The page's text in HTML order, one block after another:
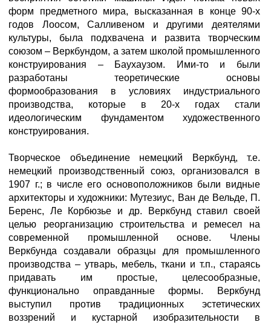
форм предметного мира, высказанная в конце 90-х
годов Лоосом, Салливеном и другими деятелями
культуры, была подхвачена и развита творческим
союзом – Веркбундом, а затем школой промышленного
конструирования – Баухаузом. Ими-то и были
разработаны теоретические основы
формообразования в условиях индустриального
производства, которые в 20-х годах стали
идеологическим фундаментом художественного
конструирования.
Творческое объединение немецкий Веркбунд, т.е.
немецкий производственный союз, организовался в
1907 г.; в числе его основоположников были видные
архитекторы и художники: Мутезиус, Ван де Вельде, П.
Беренс, Ле Корбюзье и др. Веркбунд ставил своей
целью реорганизацию строительства и ремесел на
современной промышленной основе. Члены
Веркбунда создавали образцы для промышленного
производства – утварь, мебель, ткани и т.п., стараясь
придавать им простые, целесообразные,
функционально оправданные формы. Веркбунд
выступил против традиционных эстетических
воззрений и кустарной изобразительности в